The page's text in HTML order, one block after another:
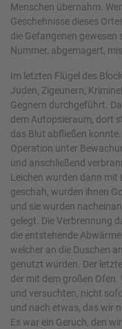
Menschen übernahm.
Geschehnisse dieses
die Gefangenen gewesen
Nummer, abgemagert,
Im letzten Flügel des
Juden, Zigeunern,
Gegnern durchgeführt.
dem Autopsieraum, dort
das Blut abfließen
Operation unter
und anschließend
Leichen wurden dann
geschah, wurden ihnen
und sie wurden
gelegt. Die Verbrennung
die entstehende
welcher an die Duschen
genutzt wurden. Der
der mit dem großen
und versuchten, nicht
und nach etwas, das wir
Es war ein Geruch, den